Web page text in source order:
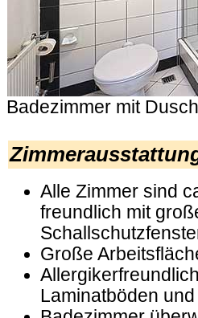
Badezimmer mit
Alle Zimmer sind
freundlich mit
Große
Laminatböden